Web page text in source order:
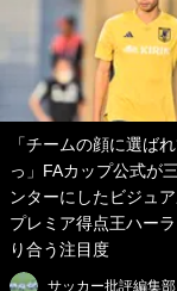
「チームの顔に選ば
っ」FAカップ公式が
ンターにしたビジュア
プレミア得点王ハー
り合う注目度
サッカー批評編集部